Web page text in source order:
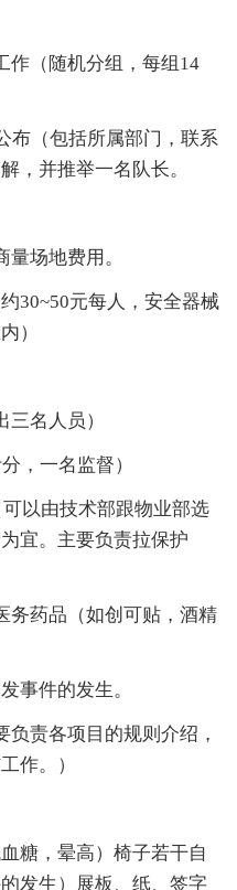
（随机分组，每组14
（包括所属部门，联系
，并推举一名队长。
场地费用。
元每人，安全器械
）
名人员）
一名监督）
以由技术部跟物业部选
宜。主要负责拉保护
药品（如创可贴，酒精
件的发生。
责各项目的规则介绍，
作。）
，晕高）椅子若干自
发生）展板、纸、签字